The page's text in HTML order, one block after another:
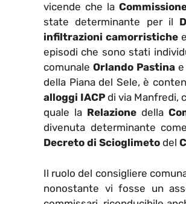
vicende che la
state determinante per il
infiltrazioni camorristiche
episodi che sono stati
comunale Orlando Pastinae
della Piana del Sele, è
alloggi IACP di via Manfredi,
quale la Relazione della
divenuta determinante
Decreto di Scioglimeto del
Il ruolo del consigliere
nonostante vi fosse un